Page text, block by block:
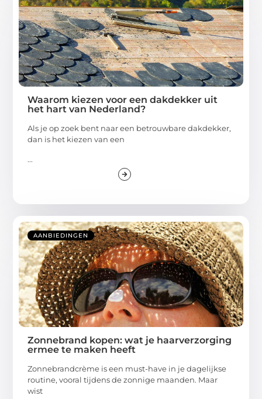
Waarom kiezen voor een dakdekker uit
het hart van Nederland?
Als je op zoek bent naar een betrouwbare dakdekker,
dan is het kiezen van een
...
AANBIEDINGEN
Zonnebrand kopen: wat je haarverzorging
ermee te maken heeft
Zonnebrandcrème is een must-have in je dagelijkse
routine, vooral tijdens de zonnige maanden. Maar
wist